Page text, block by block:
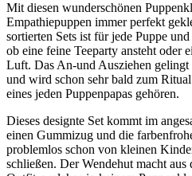
Mit diesen wunderschönen
Empathiepuppen immer perfekt
sortierten Sets ist für jede Puppe
ob eine feine Teeparty ansteht oder
Luft. Das An-und Ausziehen
und wird schon sehr bald zum
eines jeden Puppenpapas gehören.
Dieses designte Set kommt im
einen Gummizug und die
problemlos schon von kleinen
schließen. Der Wendehut macht aus